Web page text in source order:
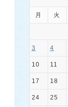
月 火
3 4
10 11
17 18
24 25